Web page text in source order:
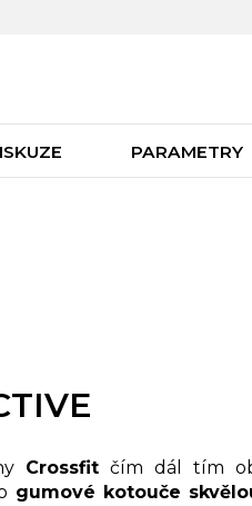
PARAMETRY
Crossfit čím dál tím
gumové kotouče